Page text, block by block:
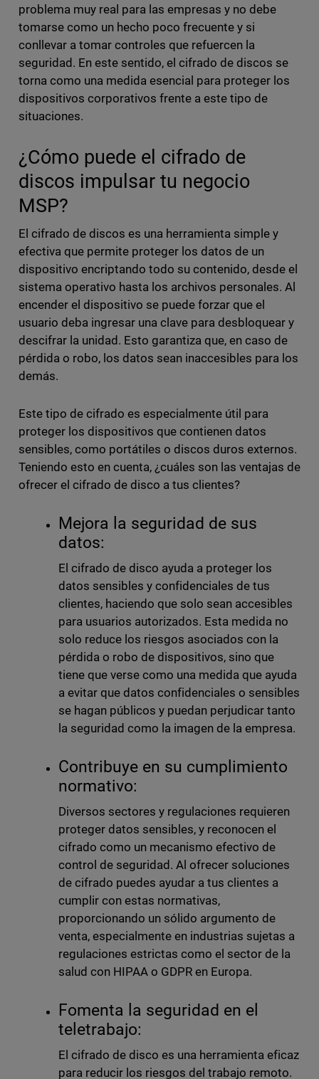
problema muy real para las empresas y no debe
tomarse como un hecho poco frecuente y si
conllevar a tomar controles que refuercen la
seguridad. En este sentido, el cifrado de discos se
torna como una medida esencial para proteger los
dispositivos corporativos frente a este tipo de
situaciones.
¿Cómo puede el cifrado de
discos impulsar tu negocio
MSP?
El cifrado de discos es una herramienta simple y
efectiva que permite proteger los datos de un
dispositivo encriptando todo su contenido, desde el
sistema operativo hasta los archivos personales. Al
encender el dispositivo se puede forzar que el
usuario deba ingresar una clave para desbloquear y
descifrar la unidad. Esto garantiza que, en caso de
pérdida o robo, los datos sean inaccesibles para los
demás.
Este tipo de cifrado es especialmente útil para
proteger los dispositivos que contienen datos
sensibles, como portátiles o discos duros externos.
Teniendo esto en cuenta, ¿cuáles son las ventajas de
ofrecer el cifrado de disco a tus clientes?
Mejora la seguridad de sus
datos:
El cifrado de disco ayuda a proteger los
datos sensibles y confidenciales de tus
clientes, haciendo que solo sean accesibles
para usuarios autorizados. Esta medida no
solo reduce los riesgos asociados con la
pérdida o robo de dispositivos, sino que
tiene que verse como una medida que ayuda
a evitar que datos confidenciales o sensibles
se hagan públicos y puedan perjudicar tanto
la seguridad como la imagen de la empresa.
Contribuye en su cumplimiento
normativo:
Diversos sectores y regulaciones requieren
proteger datos sensibles, y reconocen el
cifrado como un mecanismo efectivo de
control de seguridad. Al ofrecer soluciones
de cifrado puedes ayudar a tus clientes a
cumplir con estas normativas,
proporcionando un sólido argumento de
venta, especialmente en industrias sujetas a
regulaciones estrictas como el sector de la
salud con HIPAA o GDPR en Europa.
Fomenta la seguridad en el
teletrabajo:
El cifrado de disco es una herramienta eficaz
para reducir los riesgos del trabajo remoto.